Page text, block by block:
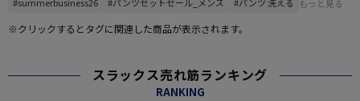
もっと見る
※クリックするとタグに関連した商品が表示されます。
スラックス売れ筋ランキング
RANKING